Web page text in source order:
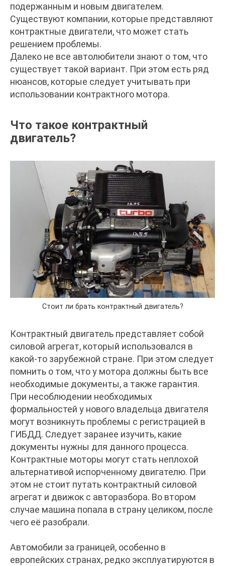
подержанным и новым двигателем.
Существуют компании, которые представляют
контрактные двигатели, что может стать
решением проблемы.
Далеко не все автолюбители знают о том, что
существует такой вариант. При этом есть ряд
нюансов, которые следует учитывать при
использовании контрактного мотора.
Что такое контрактный
двигатель?
Стоит ли брать контрактный двигатель?
Контрактный двигатель представляет собой
силовой агрегат, который использовался в
какой-то зарубежной стране. При этом следует
помнить о том, что у мотора должны быть все
необходимые документы, а также гарантия.
При несоблюдении необходимых
формальностей у нового владельца двигателя
могут возникнуть проблемы с регистрацией в
ГИБДД. Следует заранее изучить, какие
документы нужны для данного процесса.
Контрактные моторы могут стать неплохой
альтернативой испорченному двигателю. При
этом не стоит путать контрактный силовой
агрегат и движок с авторазбора. Во втором
случае машина попала в страну целиком, после
чего её разобрали.
Автомобили за границей, особенно в
европейских странах, редко эксплуатируются в